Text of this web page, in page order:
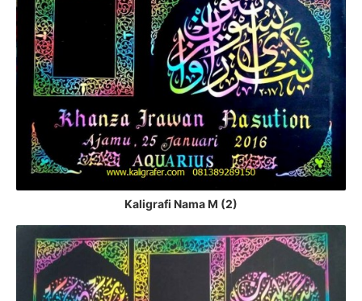
Kaligrafi Nama M (2)